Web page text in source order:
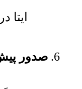
صدور